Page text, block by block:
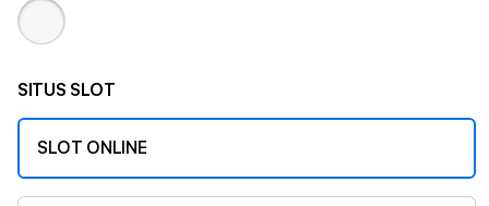
SITUS SLOT
SLOT ONLINE